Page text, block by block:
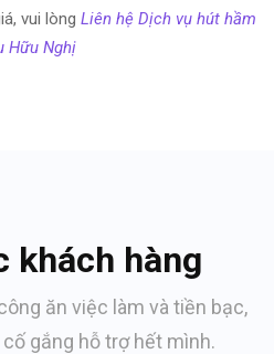
vui lòng Liên hệ Dịch vụ hút hầm
Hữu Nghị
khách hàng
ăn việc làm và tiền bạc,
gắng hỗ trợ hết mình.